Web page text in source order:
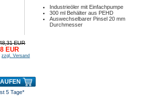
Industrieöler mit Einfachpumpe
300 ml Behälter aus PEHD
Auswechselbarer Pinsel 20 mm
Durchmesser
EUR
EUR
zzgl. Versand
5 Tage*